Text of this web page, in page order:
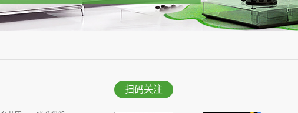
的房子，宝宝不想留下，无故哭闹。4、经常有皮肤
抑，恶心，头晕甚至是感到恶心。但是，只要离开
扫码关注